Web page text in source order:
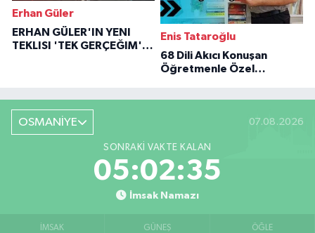
Erhan Güler
ERHAN GÜLER'IN YENI
TEKLISI 'TEK GERÇEĞIM'LE
Enis Tataroğlu
68 Dili Akıcı Konuşan
Öğretmenle Özel
OSMANİYE 07.08.2026
SONRAKI VAKTE KALAN
05:02:34
İmsak Namazı
İMSAK GÜNEŞ ÖĞLE